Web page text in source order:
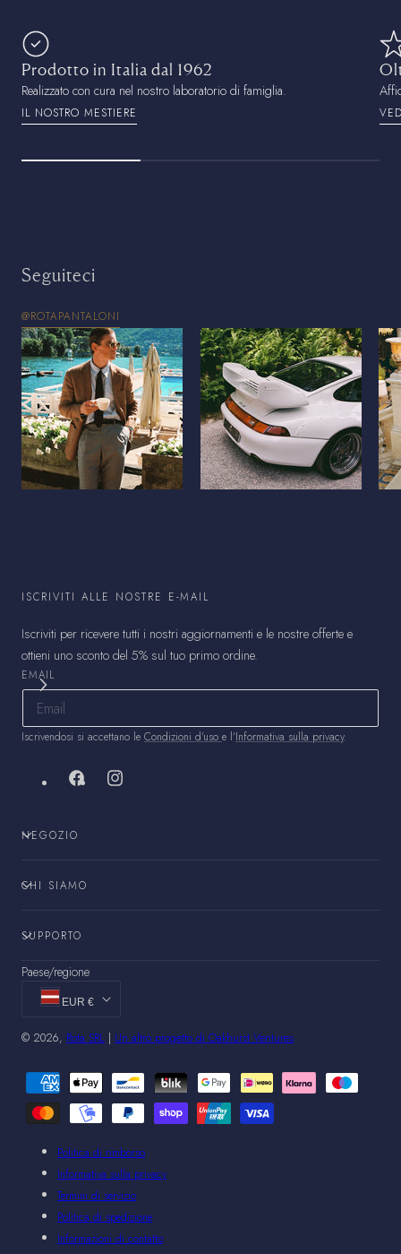
Prodotto in Italia dal 1962
Realizzato con cura nel nostro laboratorio di famiglia.
IL NOSTRO MESTIERE
Seguiteci
@ROTAPANTALONI
ISCRIVITI ALLE NOSTRE E-MAIL
Iscriviti per ricevere tutti i nostri aggiornamenti e le nostre offerte e
ottieni uno sconto del 5% sul tuo primo ordine.
EMAIL
Iscrivendosi si accettano le Condizioni d'uso e l'Informativa sulla privacy.
FacebookInstagram
NEGOZIO
CHI SIAMO
SUPPORTO
Paese/regione
EUR €
© 2026, Rota SRL | Un altro progetto di Oakhurst Ventures
Metodi
di
pagamento
Politica di rimborso
Informativa sulla privacy
Termini di servizio
Politica di spedizione
Informazioni di contatto